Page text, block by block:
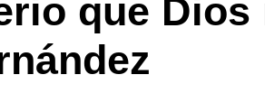
que Dios